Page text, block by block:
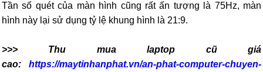
Tần số quét của màn hình cũng rất ấn tượng là 75Hz, màn
hình này lại sử dụng tỷ lệ khung hình là 21:9.
>>> Thu mua laptop cũ giá
cao: https://maytinhanphat.vn/an-phat-computer-chuyen-